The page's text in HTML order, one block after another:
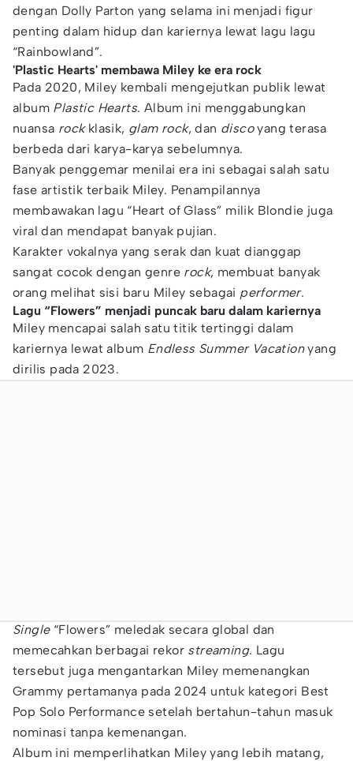
dengan Dolly Parton yang selama ini menjadi figur
penting dalam hidup dan kariernya lewat lagu lagu
“Rainbowland”.
'Plastic Hearts' membawa Miley ke era rock
Pada 2020, Miley kembali mengejutkan publik lewat
album Plastic Hearts. Album ini menggabungkan
nuansa rock klasik, glam rock, dan discoyang terasa
berbeda dari karya-karya sebelumnya.
Banyak penggemar menilai era ini sebagai salah satu
fase artistik terbaik Miley. Penampilannya
membawakan lagu “Heart of Glass” milik Blondie juga
viral dan mendapat banyak pujian.
Karakter vokalnya yang serak dan kuat dianggap
sangat cocok dengan genre rock, membuat banyak
orang melihat sisi baru Miley sebagai performer.
Lagu “Flowers” menjadi puncak baru dalam kariernya
Miley mencapai salah satu titik tertinggi dalam
kariernya lewat album Endless Summer Vacationyang
dirilis pada 2023.
Single “Flowers” meledak secara global dan
memecahkan berbagai rekor streaming. Lagu
tersebut juga mengantarkan Miley memenangkan
Grammy pertamanya pada 2024 untuk kategori Best
Pop Solo Performance setelah bertahun-tahun masuk
nominasi tanpa kemenangan.
Album ini memperlihatkan Miley yang lebih matang,